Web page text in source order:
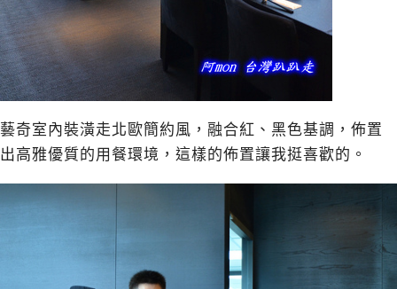
藝奇室內裝潢走北歐簡約風，融合紅、黑色基調，佈置
出高雅優質的用餐環境，這樣的佈置讓我挺喜歡的。